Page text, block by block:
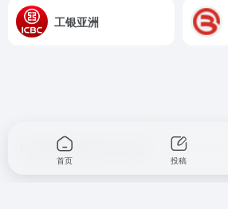
工银亚洲
Copyright © 2026
首页 投稿